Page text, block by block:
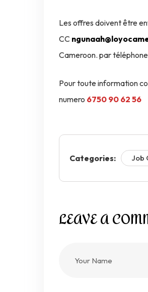
Les offres doivent être
CC
Cameroon. par
Pour toute information
numero 6750 90 62 56
Categories: Job
LEAVE A